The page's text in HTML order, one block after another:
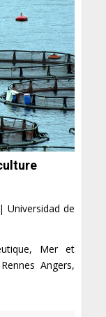
| Universidad de
Mer et
Angers,